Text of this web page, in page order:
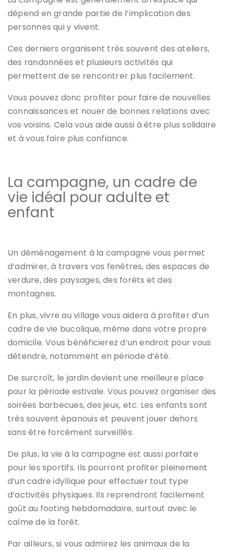
dépend en grande partie de l’implication des
personnes qui y vivent.
Ces derniers organisent très souvent des ateliers,
des randonnées et plusieurs activités qui
permettent de se rencontrer plus facilement.
Vous pouvez donc profiter pour faire de nouvelles
connaissances et nouer de bonnes relations avec
vos voisins. Cela vous aide aussi à être plus solidaire
et à vous faire plus confiance.
La campagne, un cadre de
vie idéal pour adulte et
enfant
Un déménagement à la campagne vous permet
d’admirer, à travers vos fenêtres, des espaces de
verdure, des paysages, des forêts et des
montagnes.
En plus, vivre au village vous aidera à profiter d’un
cadre de vie bucolique, même dans votre propre
domicile. Vous bénéficierez d’un endroit pour vous
détendre, notamment en période d’été.
De surcroît, le jardin devient une meilleure place
pour la période estivale. Vous pouvez organiser des
soirées barbecues, des jeux, etc. Les enfants sont
très souvent épanouis et peuvent jouer dehors
sans être forcément surveillés.
De plus, la vie à la campagne est aussi parfaite
pour les sportifs. Ils pourront profiter pleinement
d’un cadre idyllique pour effectuer tout type
d’activités physiques. Ils reprendront facilement
goût au footing hebdomadaire, surtout avec le
calme de la forêt.
Par ailleurs, si vous admirez les animaux de la